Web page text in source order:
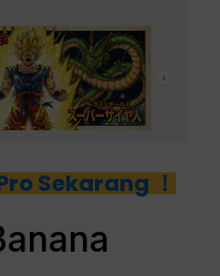
Sekarang ！